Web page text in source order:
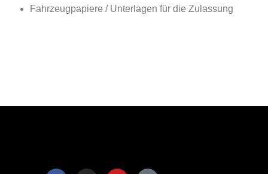
Fahrzeugpapiere / Unterlagen für die Zulassung